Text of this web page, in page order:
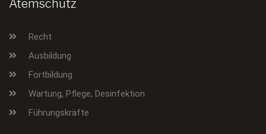
Atemschutz
Recht
Ausbildung
Fortbildung
Wartung, Pflege, Desinfektion
Führungskräfte